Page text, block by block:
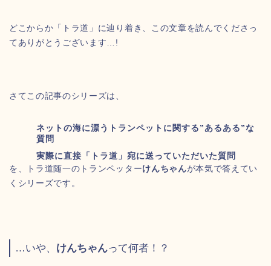
どこからか「トラ道」に辿り着き、この文章を読んでくださっ
てありがとうございます…!
さてこの記事のシリーズは、
ネットの海に漂うトランペットに関する”あるある”な
質問
実際に直接「トラ道」宛に送っていただいた質問
を、トラ道随一のトランペッターけんちゃんが本気で答えてい
くシリーズです。
…いや、 けんちゃんって何者！？